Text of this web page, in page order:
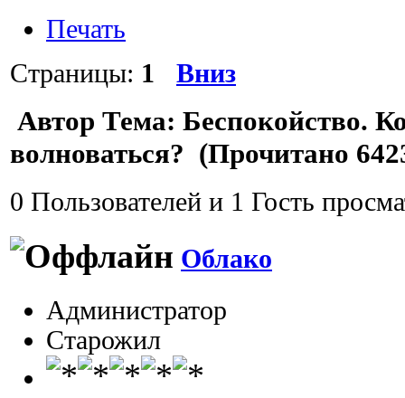
Печать
Страницы: 1 Вниз
Автор Тема: Беспокойство.
волноваться? (Прочитано
0 Пользователей и 1 Гость
Облако
Администратор
Старожил